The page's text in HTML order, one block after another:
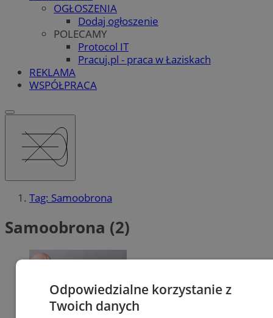
OGŁOSZENIA
Dodaj ogłoszenie
POLECAMY
Protocol IT
Pracuj.pl - praca w Łaziskach
REKLAMA
WSPÓŁPRACA
Tag: Samoobrona
Samoobrona (2)
Odpowiedzialne korzystanie z
Twoich danych